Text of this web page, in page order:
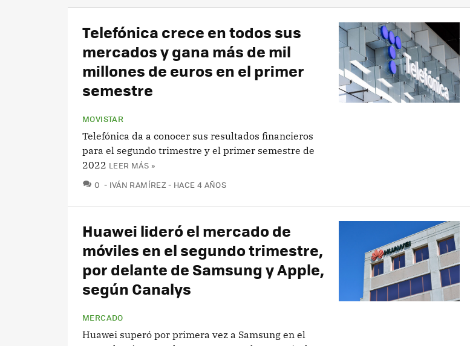
Telefónica crece en todos sus
mercados y gana más de mil
millones de euros en el primer
semestre
MOVISTAR
Telefónica da a conocer sus resultados financieros
para el segundo trimestre y el primer semestre de
2022 LEER MÁS »
0 COMENTARIOS
IVÁN RAMÍREZ HACE 4 AÑOS
Huawei lideró el mercado de
móviles en el segundo trimestre,
por delante de Samsung y Apple,
según Canalys
MERCADO
Huawei superó por primera vez a Samsung en el